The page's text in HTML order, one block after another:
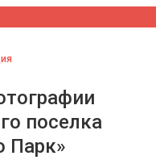
поселка
Парк»